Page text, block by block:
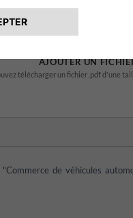
AJOUTER UN
télécharger un fichier .pdf d'une
de véhicules